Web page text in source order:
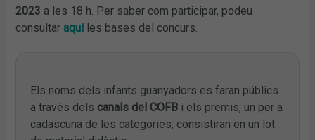
2023 a les 18 h. Per saber com participar, podeu
consultaraquí les bases del concurs.
Els noms dels infants guanyadors es faran públics
a través dels canals del COFB i els premis, un per a
cadascuna de les categories, consistiran en un lot